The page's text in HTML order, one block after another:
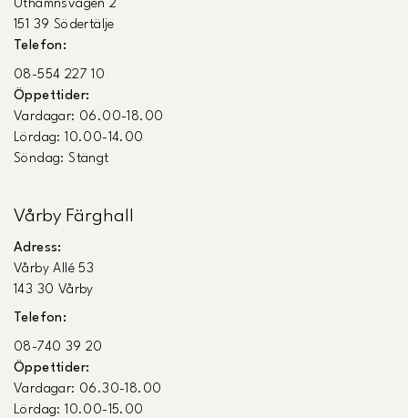
Uthamnsvägen 2
151 39 Södertälje
Telefon:
08-554 227 10
Öppettider:
Vardagar: 06.00-18.00
Lördag: 10.00-14.00
Söndag: Stängt
Vårby Färghall
Adress:
Vårby Allé 53
143 30 Vårby
Telefon:
08-740 39 20
Öppettider:
Vardagar: 06.30-18.00
Lördag: 10.00-15.00